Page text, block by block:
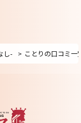
し- ことりの口コミ一